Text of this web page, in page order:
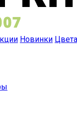
Новинки Цвета